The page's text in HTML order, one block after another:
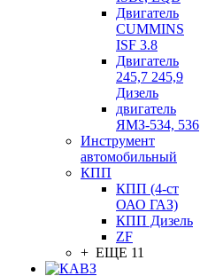
Двигатель
CUMMINS
ISF 3.8
Двигатель
245,7 245,9
Дизель
двигатель
ЯМЗ-534, 536
Инструмент
автомобильный
КПП
КПП (4-ст
ОАО ГАЗ)
КПП Дизель
ZF
+ ЕЩЕ 11